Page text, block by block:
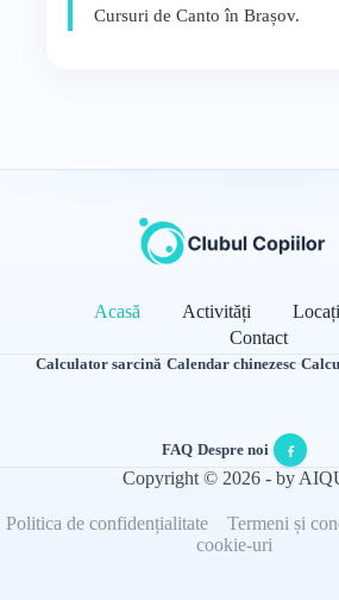
Cursuri de Canto în Brașov.
Acasă Activități
Contact
Calculator sarcină·Calendar chinezesc·
FAQ·Despre noi·
Copyright © 2026 - by
Politica de confidențialitate Termeni și
cookie-uri